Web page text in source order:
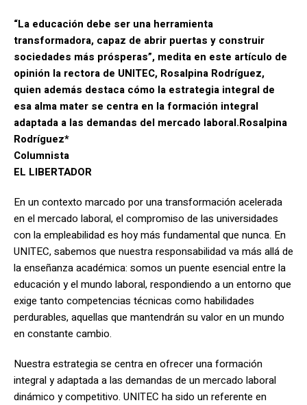
“La educación debe ser una herramienta
transformadora, capaz de abrir puertas y construir
sociedades más prósperas”, medita en este artículo de
opinión la rectora de UNITEC, Rosalpina Rodríguez,
quien además destaca cómo la estrategia integral de
esa alma mater se centra en la formación integral
adaptada a las demandas del mercado laboral.Rosalpina
Rodríguez*
Columnista
EL LIBERTADOR
En un contexto marcado por una transformación acelerada
en el mercado laboral, el compromiso de las universidades
con la empleabilidad es hoy más fundamental que nunca. En
UNITEC, sabemos que nuestra responsabilidad va más allá de
la enseñanza académica: somos un puente esencial entre la
educación y el mundo laboral, respondiendo a un entorno que
exige tanto competencias técnicas como habilidades
perdurables, aquellas que mantendrán su valor en un mundo
en constante cambio.
Nuestra estrategia se centra en ofrecer una formación
integral y adaptada a las demandas de un mercado laboral
dinámico y competitivo. UNITEC ha sido un referente en